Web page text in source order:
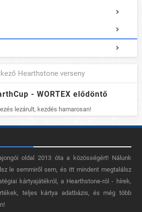
Hearthstone verseny
- WORTEX elődöntő
lezárult, kezdés hamarosan!
oldal 2013 óta a közösségért! Nálunk
le semmiről sem, és itt mindent megtalálsz
kártyajátékról, a Hearthstone-ról - hírek,
teljes kártya adatbázis, és még több